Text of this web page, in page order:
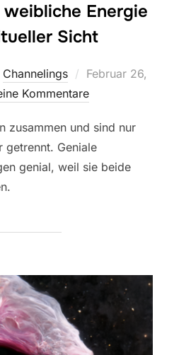
Energie
Sicht
Channelings
Veröffentlicht
am
Februar 26,
Kommentare
zusammen und sind nur
getrennt. Geniale
genial, weil sie beide